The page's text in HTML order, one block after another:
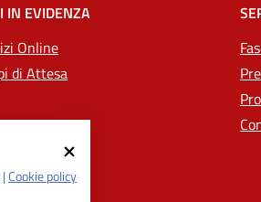
IN EVIDENZA
Online
di Attesa
|Cookie policy